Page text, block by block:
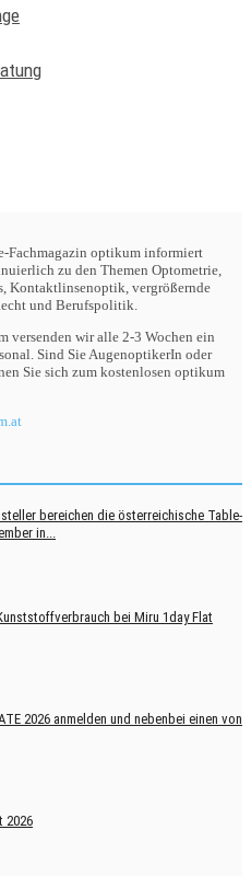
Fachmagazin optikum informiert
zu den Themen Optometrie,
Kontaktlinsenoptik, vergrößernde
und Berufspolitik.
versenden wir alle 2-3 Wochen ein
Sind Sie AugenoptikerIn oder
Sie sich zum kostenlosen optikum
bereichen die österreichische Table-
in...
bei Miru 1day Flat
2026 anmelden und nebenbei einen von
2026